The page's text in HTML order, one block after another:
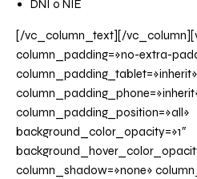
DNI o NIE
[/vc_column_text][/
column_padding=»no-extra-
column_padding_tablet=»inherit»
column_padding_position=»all»
background_color_opacity=»1″
column_shadow=»none»